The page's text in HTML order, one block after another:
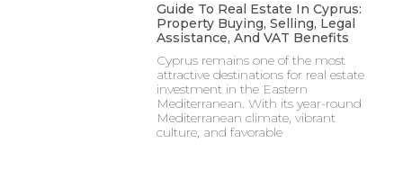
Guide To Real Estate In Cyprus:
Property Buying, Selling, Legal
Assistance, And VAT Benefits
Cyprus remains one of the most
attractive destinations for real estate
investment in the Eastern
Mediterranean. With its year-round
Mediterranean climate, vibrant
culture, and favorable